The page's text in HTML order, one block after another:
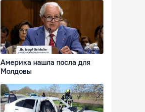
Америка нашла посла для
Молдовы